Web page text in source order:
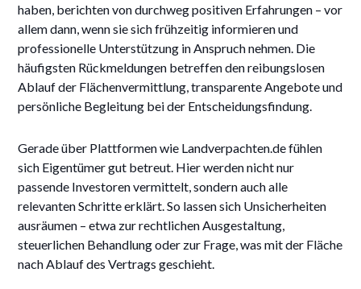
haben, berichten von durchweg positiven Erfahrungen – vor
allem dann, wenn sie sich frühzeitig informieren und
professionelle Unterstützung in Anspruch nehmen. Die
häufigsten Rückmeldungen betreffen den reibungslosen
Ablauf der Flächenvermittlung, transparente Angebote und
persönliche Begleitung bei der Entscheidungsfindung.
Gerade über Plattformen wie Landverpachten.de fühlen
sich Eigentümer gut betreut. Hier werden nicht nur
passende Investoren vermittelt, sondern auch alle
relevanten Schritte erklärt. So lassen sich Unsicherheiten
ausräumen – etwa zur rechtlichen Ausgestaltung,
steuerlichen Behandlung oder zur Frage, was mit der Fläche
nach Ablauf des Vertrags geschieht.